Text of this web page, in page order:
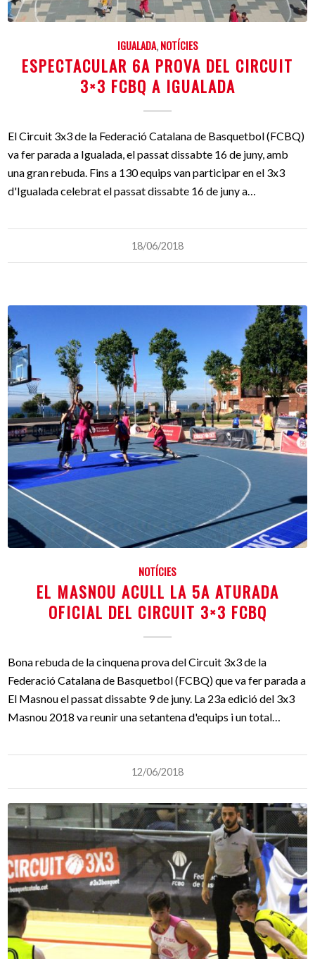
IGUALADA,NOTÍCIES
ESPECTACULAR 6A PROVA DEL CIRCUIT
3×3 FCBQ A IGUALADA
El Circuit 3x3 de la Federació Catalana de Basquetbol (FCBQ)
va fer parada a Igualada, el passat dissabte 16 de juny, amb
una gran rebuda. Fins a 130 equips van participar en el 3x3
d'Igualada celebrat el passat dissabte 16 de juny a…
18/06/2018
NOTÍCIES
EL MASNOU ACULL LA 5A ATURADA
OFICIAL DEL CIRCUIT 3×3 FCBQ
Bona rebuda de la cinquena prova del Circuit 3x3 de la
Federació Catalana de Basquetbol (FCBQ) que va fer parada a
El Masnou el passat dissabte 9 de juny. La 23a edició del 3x3
Masnou 2018 va reunir una setantena d'equips i un total…
12/06/2018